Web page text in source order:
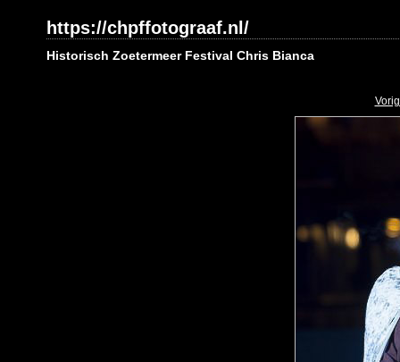
https://chpffotograaf.nl/
Historisch Zoetermeer Festival Chris Bianca